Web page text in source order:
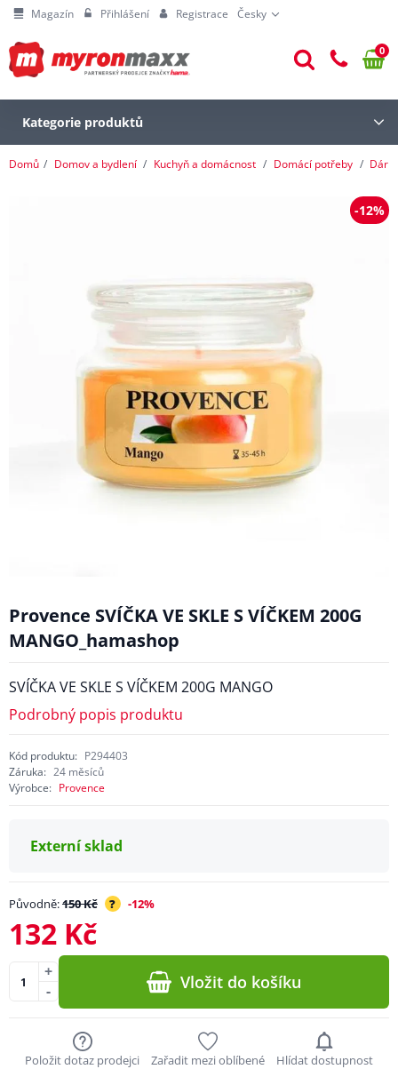
Magazín Přihlášení Registrace Česky
0
Kategorie produktů
Domů Domov a bydlení Kuchyň a domácnost Domácí potřeby
-12%
Provence SVÍČKA VE SKLE S VÍČKEM 200G
MANGO_hamashop
SVÍČKA VE SKLE S VÍČKEM 200G MANGO
Podrobný popis produktu
Kód produktu: P294403
Záruka: 24 měsíců
Výrobce: Provence
Externí sklad
Původně:150 Kč ? -12%
132 Kč
-
+ Vložit do košíku
Položit dotaz prodejci Zařadit mezi oblíbené Hlídat dostupnost